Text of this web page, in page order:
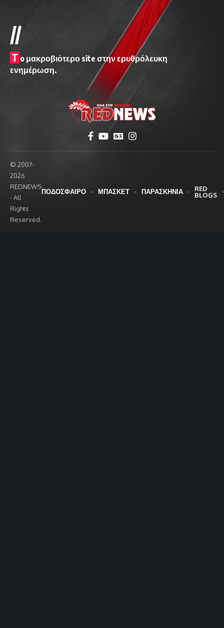
//
T o μακροβιότερο site στην ερυθρόλευκη
ενημέρωση.
© 2007-
2026
REDNEWS
- All
Rights
Reserved.
ΠΟΔΟΣΦΑΙΡΟ ΜΠΑΣΚΕΤ ΠΑΡΑΣΚΗΝΙΑ
RED
BLOGS